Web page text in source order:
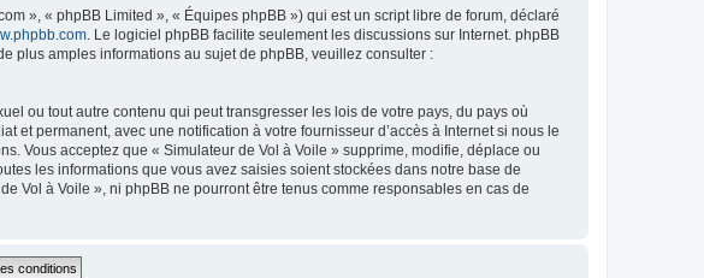
», « phpBB Limited », « Équipes phpBB ») qui est un script libre de forum, déclaré
. Le logiciel phpBB facilite seulement les discussions sur Internet. phpBB
plus amples informations au sujet de phpBB, veuillez consulter :
ou tout autre contenu qui peut transgresser les lois de votre pays, du pays où
et permanent, avec une notification à votre fournisseur d’accès à Internet si nous le
Vous acceptez que « Simulateur de Vol à Voile » supprime, modifie, déplace ou
les informations que vous avez saisies soient stockées dans notre base de
Vol à Voile », ni phpBB ne pourront être tenus comme responsables en cas de